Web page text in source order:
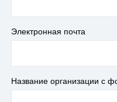
Электронная почта
Название организации с